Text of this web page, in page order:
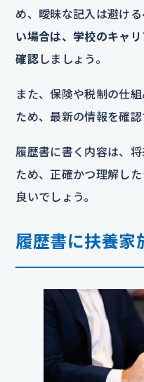
め、曖昧な記入は避け
い場合は、学校のキャ
確認 しましょう。
また、保険や税制の仕
ため、最新の情報を確認
履歴書に書く内容は、
ため、正確かつ理解し
良いでしょう。
履歴書に扶養家